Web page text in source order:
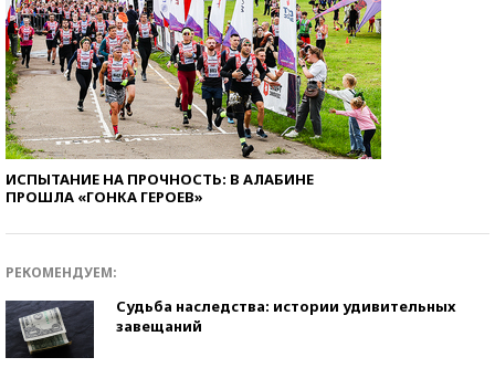
ИСПЫТАНИЕ НА ПРОЧНОСТЬ: В АЛАБИНЕ
ПРОШЛА «ГОНКА ГЕРОЕВ»
РЕКОМЕНДУЕМ:
Судьба наследства: истории удивительных
завещаний